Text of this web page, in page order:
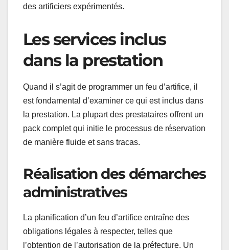
des artificiers expérimentés.
Les services inclus
dans la prestation
Quand il s’agit de programmer un feu d’artifice, il
est fondamental d’examiner ce qui est inclus dans
la prestation. La plupart des prestataires offrent un
pack complet qui initie le processus de réservation
de manière fluide et sans tracas.
Réalisation des démarches
administratives
La planification d’un feu d’artifice entraîne des
obligations légales à respecter, telles que
l’obtention de l’autorisation de la préfecture. Un